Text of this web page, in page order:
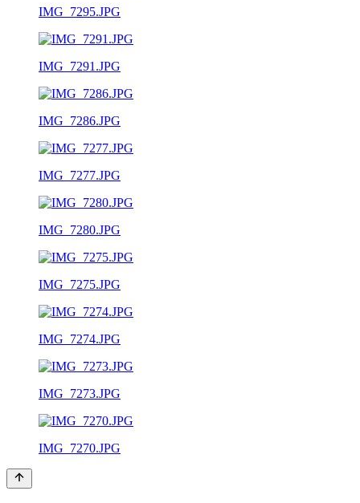
IMG_7295.JPG
IMG_7291.JPG
IMG_7286.JPG
IMG_7277.JPG
IMG_7280.JPG
IMG_7275.JPG
IMG_7274.JPG
IMG_7273.JPG
IMG_7270.JPG